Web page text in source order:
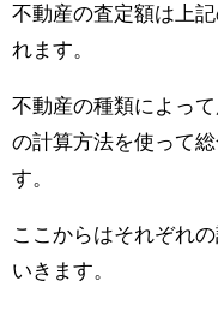
不動産の査定額は上
れます。
不動産の種類によっ
の計算方法を使って
す。
ここからはそれぞれ
いきます。